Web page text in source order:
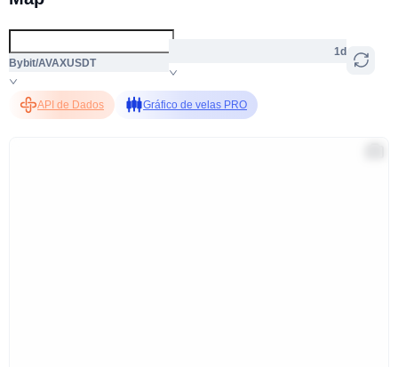
Bybit/AVAXUSDT
1d
API de Dados Gráfico de velas PRO